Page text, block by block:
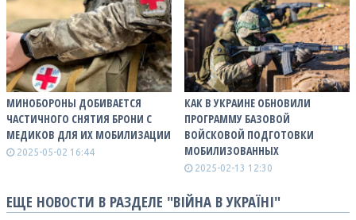
МИНОБОРОНЫ ДОБИВАЕТСЯ
ЧАСТИЧНОГО СНЯТИЯ БРОНИ С
МЕДИКОВ ДЛЯ ИХ МОБИЛИЗАЦИИ
2025-05-02 16:44
КАК В УКРАИНЕ ОБНОВИЛИ
ПРОГРАММУ БАЗОВОЙ
ВОЙСКОВОЙ ПОДГОТОВКИ
МОБИЛИЗОВАННЫХ
2025-02-13 12:30
ЕЩЕ НОВОСТИ В РАЗДЕЛЕ "ВІЙНА В УКРАЇНІ"